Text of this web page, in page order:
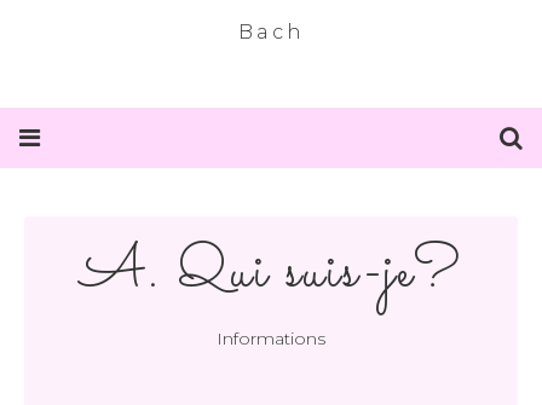
Bach
A. Qui suis-je?
Informations